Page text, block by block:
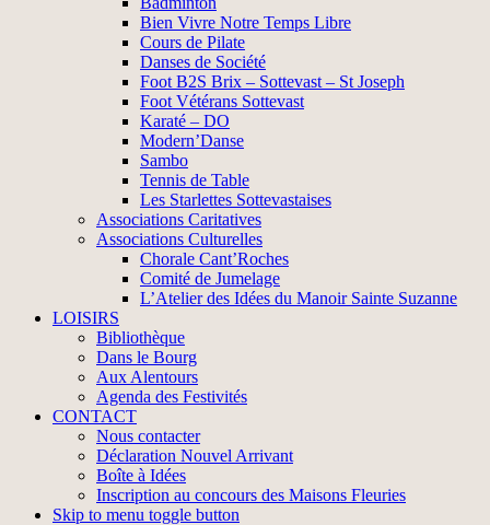
Bien Vivre Notre Temps Libre
Cours de Pilate
Danses de Société
Foot B2S Brix – Sottevast – St Joseph
Foot Vétérans Sottevast
Karaté – DO
Modern’Danse
Sambo
Tennis de Table
Les Starlettes Sottevastaises
Associations Caritatives
Associations Culturelles
Chorale Cant’Roches
Comité de Jumelage
L’Atelier des Idées du Manoir Sainte Suzanne
LOISIRS
Bibliothèque
Dans le Bourg
Aux Alentours
Agenda des Festivités
CONTACT
Nous contacter
Déclaration Nouvel Arrivant
Boîte à Idées
Inscription au concours des Maisons Fleuries
Skip to menu toggle button